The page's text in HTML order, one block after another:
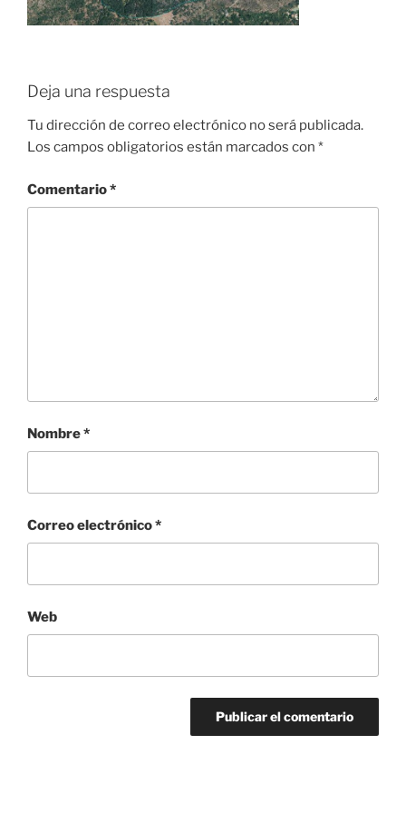
Deja una respuesta
Tu dirección de correo electrónico no será publicada.
Los campos obligatorios están marcados con *
Comentario*
Nombre*
Correo electrónico*
Web